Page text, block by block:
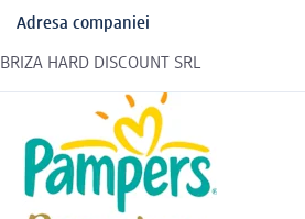
Adresa companiei
BRIZA HARD DISCOUNT SRL